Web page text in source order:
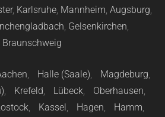
, Karlsruhe, Mannheim, Augsburg,
, Gelsenkirchen,
Braunschweig
, Halle (Saale), Magdeburg,
, Krefeld, Lübeck, Oberhausen,
, Kassel, Hagen, Hamm,